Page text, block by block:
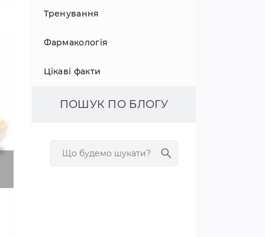
Тренування
Фармакологія
Цікаві факти
ПОШУК ПО БЛОГУ